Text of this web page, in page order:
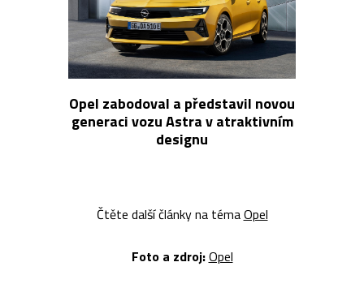
Opel zabodoval a představil novou
generaci vozu Astra v atraktivním
designu
Čtěte další články na témaOpel
Foto a zdroj:Opel